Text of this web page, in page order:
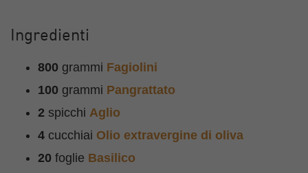
Ingredienti
800 grammi Fagiolini
100 grammi Pangrattato
2 spicchi Aglio
4 cucchiai Olio extravergine di oliva
20 foglie Basilico